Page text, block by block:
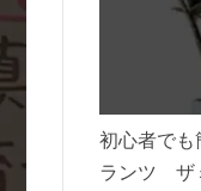
初心者でも
ランツ ザ